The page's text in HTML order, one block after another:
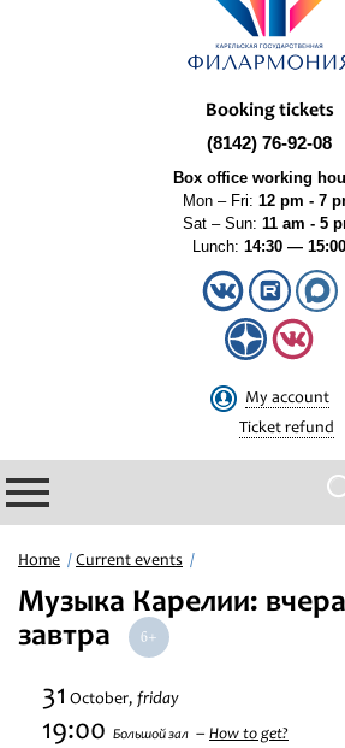
Booking tickets
(8142) 76-92-08
Box office working
Mon – Fri: 12 pm - 7
Sat – Sun: 11 am - 5
Lunch: 14:30 — 15:00
My account
Ticket refund
Philharmonic
Current events
Festivals
Home Current events
Музыка Карелии:
завтра
31 October, friday
19:00 Большой зал How to get?